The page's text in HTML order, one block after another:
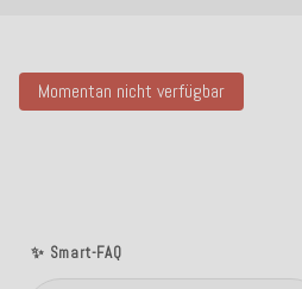
Momentan nicht verfügbar
✨ Smart-FAQ